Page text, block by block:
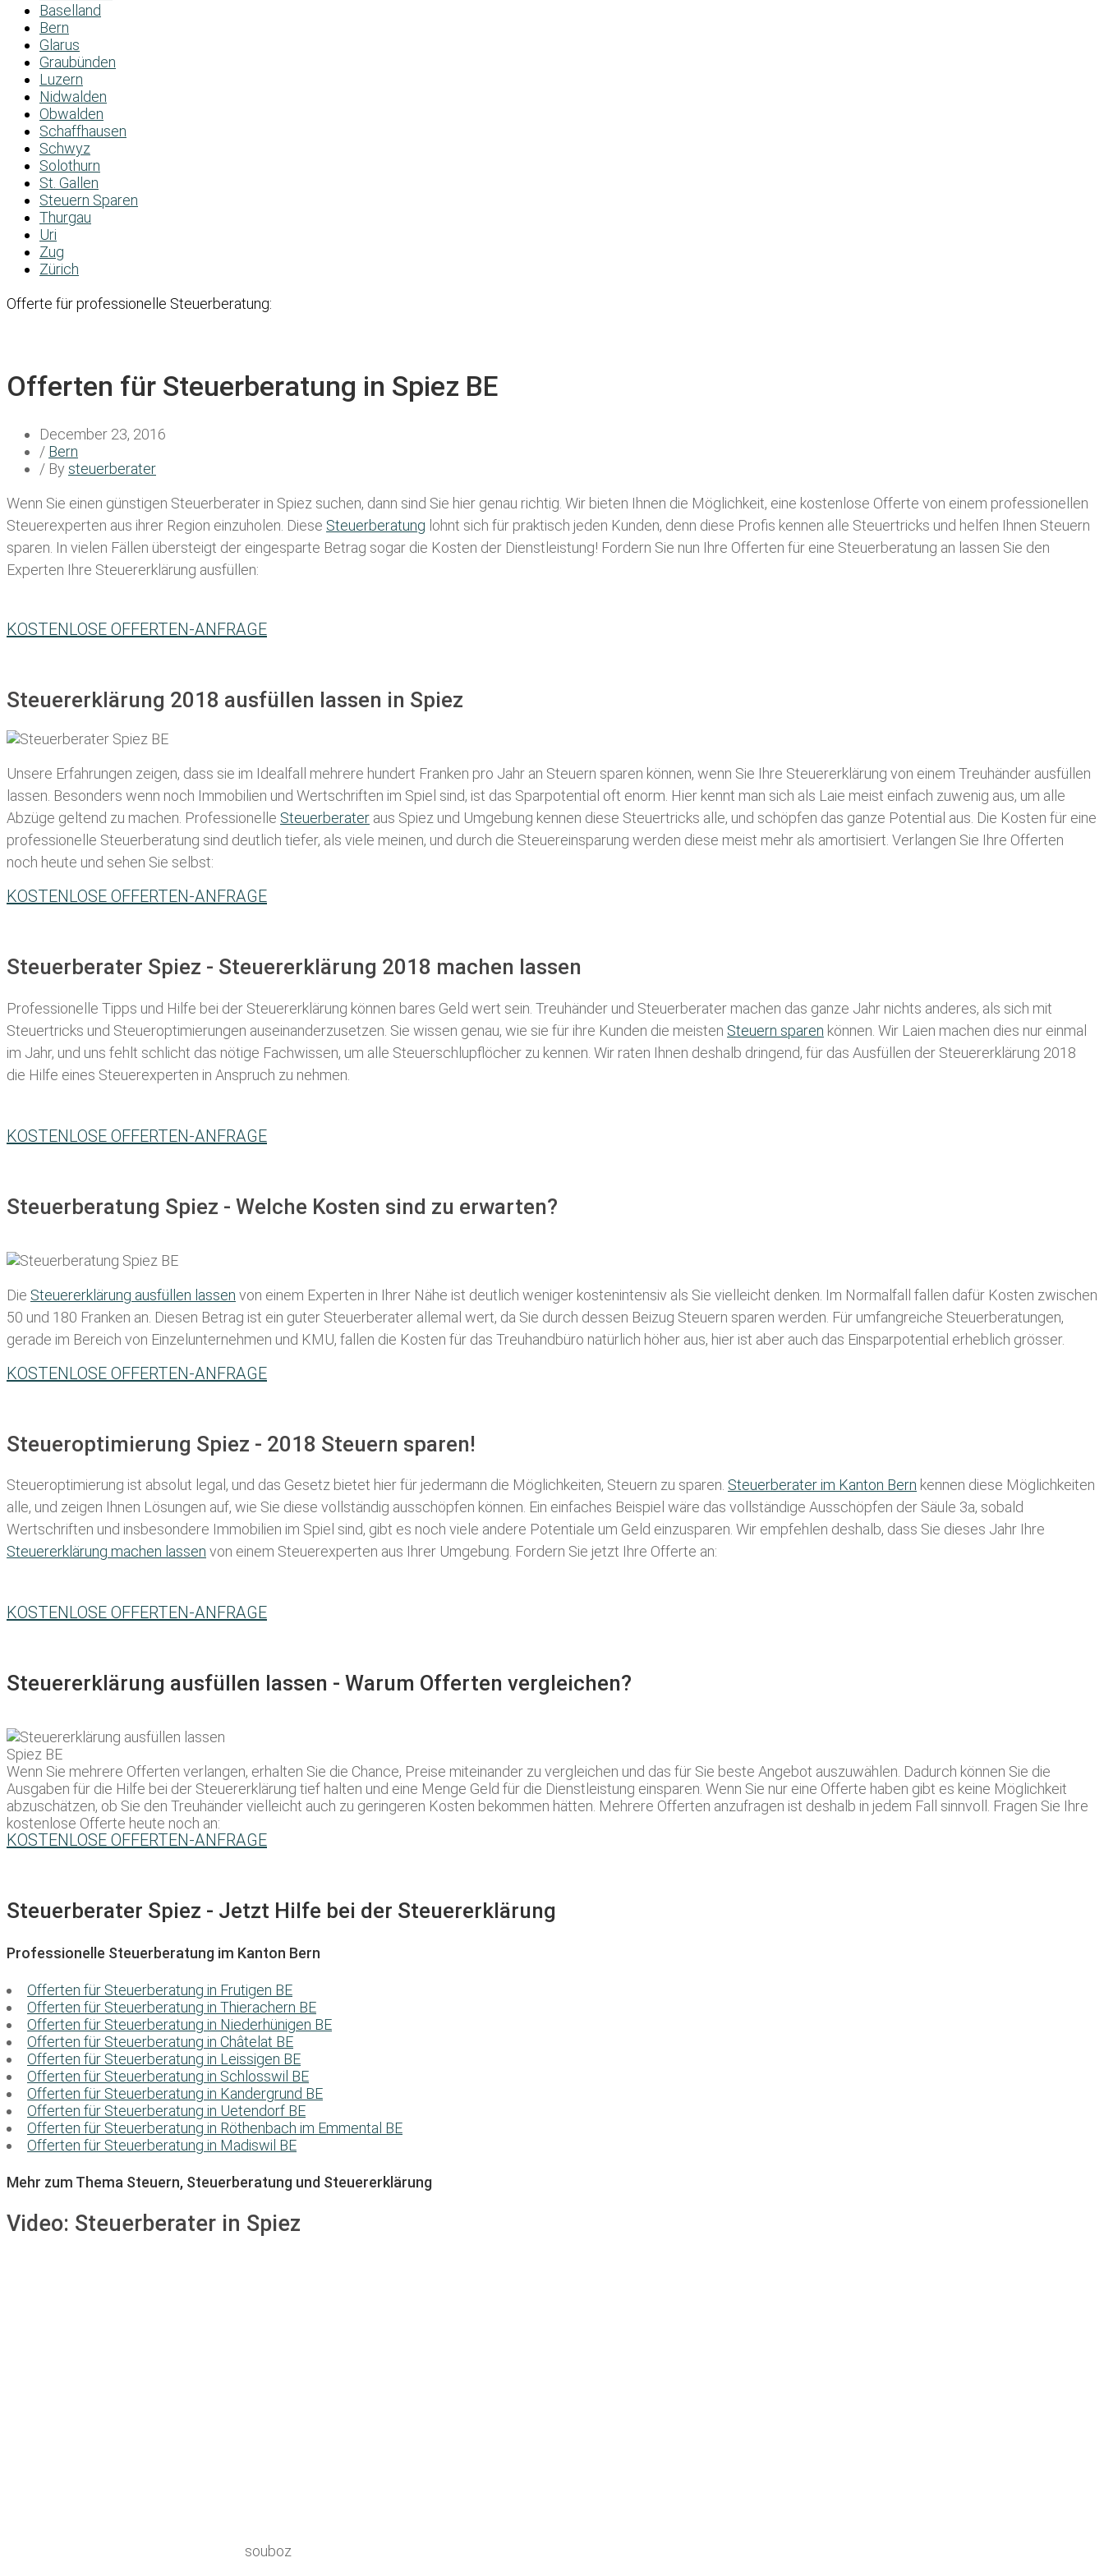
Baselland
Bern
Glarus
Graubünden
Luzern
Nidwalden
Obwalden
Schaffhausen
Schwyz
Solothurn
St. Gallen
Steuern Sparen
Thurgau
Uri
Zug
Zürich
Offerte für professionelle Steuerberatung:
Offerten für Steuerberatung in Spiez BE
December 23, 2016
/ Bern
/ By steuerberater
Wenn Sie einen günstigen Steuerberater in Spiez suchen, dann sind Sie hier genau richtig. Wir bieten Ihnen die Möglichkeit, eine kostenlose Offerte von einem professionellen
Steuerexperten aus ihrer Region einzuholen. Diese Steuerberatung lohnt sich für praktisch jeden Kunden, denn diese Profis kennen alle Steuertricks und helfen Ihnen Steuern
sparen. In vielen Fällen übersteigt der eingesparte Betrag sogar die Kosten der Dienstleistung! Fordern Sie nun Ihre Offerten für eine Steuerberatung an lassen Sie den
Experten Ihre Steuererklärung ausfüllen:
KOSTENLOSE OFFERTEN-ANFRAGE
Steuererklärung 2018 ausfüllen lassen in Spiez
Unsere Erfahrungen zeigen, dass sie im Idealfall mehrere hundert Franken pro Jahr an Steuern sparen können, wenn Sie Ihre Steuererklärung von einem Treuhänder ausfüllen
lassen . Besonders wenn noch Immobilien und Wertschriften im Spiel sind, ist das Sparpotential oft enorm. Hier kennt man sich als Laie meist einfach zuwenig aus, um alle
Abzüge geltend zu machen. Professionelle Steuerberater aus Spiez und Umgebung kennen diese Steuertricks alle, und schöpfen das ganze Potential aus. Die Kosten für eine
professionelle Steuerberatung sind deutlich tiefer, als viele meinen, und durch die Steuereinsparung werden diese meist mehr als amortisiert. Verlangen Sie Ihre Offerten
noch heute und sehen Sie selbst:
KOSTENLOSE OFFERTEN-ANFRAGE
Steuerberater Spiez - Steuererklärung 2018 machen lassen
Professionelle Tipps und Hilfe bei der Steuererklärung können bares Geld wert sein. Treuhänder und Steuerberater machen das ganze Jahr nichts anderes, als sich mit
Steuertricks und Steueroptimierungen auseinanderzusetzen. Sie wissen genau, wie sie für ihre Kunden die meisten Steuern sparen können. Wir Laien machen dies nur einmal
im Jahr, und uns fehlt schlicht das nötige Fachwissen, um alle Steuerschlupflöcher zu kennen. Wir raten Ihnen deshalb dringend, für das Ausfüllen der Steuererklärung 2018
die Hilfe eines Steuerexperten in Anspruch zu nehmen.
KOSTENLOSE OFFERTEN-ANFRAGE
Steuerberatung Spiez - Welche Kosten sind zu erwarten?
Die Steuererklärung ausfüllen lassen von einem Experten in Ihrer Nähe ist deutlich weniger kostenintensiv als Sie vielleicht denken. Im Normalfall fallen dafür Kosten zwischen
50 und 180 Franken an. Diesen Betrag ist ein guter Steuerberater allemal wert, da Sie durch dessen Beizug Steuern sparen werden. Für umfangreiche Steuerberatungen,
gerade im Bereich von Einzelunternehmen und KMU, fallen die Kosten für das Treuhandbüro natürlich höher aus, hier ist aber auch das Einsparpotential erheblich grösser.
KOSTENLOSE OFFERTEN-ANFRAGE
Steueroptimierung Spiez - 2018 Steuern sparen!
Steueroptimierung ist absolut legal, und das Gesetz bietet hier für jedermann die Möglichkeiten, Steuern zu sparen. Steuerberater im K anton Bern kennen diese Möglichkeiten
alle, und zeigen Ihnen Lösungen auf, wie Sie diese vollständig ausschöpfen können. Ein einfaches Beispiel wäre das vollständige Ausschöpfen der Säule 3a, sobald
Wertschriften und insbesondere Immobilien im Spiel sind, gibt es noch viele andere Potentiale um Geld einzusparen. Wir empfehlen deshalb, dass Sie dieses Jahr Ihre
Steuererklärung machen lassen von einem Steuerexperten aus Ihrer Umgebung. Fordern Sie jetzt Ihre Offerte an:
KOSTENLOSE OFFERTEN-ANFRAGE
Steuererklärung ausfüllen lassen - Warum Offerten vergleichen?
Wenn Sie mehrere Offerten verlangen, erhalten Sie die Chance, Preise miteinander zu vergleichen und das für Sie beste Angebot auszuwählen. Dadurch können Sie die
Ausgaben für die Hilfe bei der Steuererklärung tief halten und eine Menge Geld für die Dienstleistung einsparen. Wenn Sie nur eine Offerte haben gibt es keine Möglichkeit
abzuschätzen, ob Sie den Treuhänder vielleicht auch zu geringeren Kosten bekommen hätten. Mehrere Offerten anzufragen ist deshalb in jedem Fall sinnvoll. Fragen Sie Ihre
kostenlose Offerte heute noch an:
KOSTENLOSE OFFERTEN-ANFRAGE
Steuerberater Spiez - Jetzt Hilfe bei der Steuererklärung
Professionelle Steuerberatung im Kanton Bern
Offerten für Steuerberatung in Frutigen BE
Offerten für Steuerberatung in Thierachern BE
Offerten für Steuerberatung in Niederhünigen BE
Offerten für Steuerberatung in Châtelat BE
Offerten für Steuerberatung in Leissigen BE
Offerten für Steuerberatung in Schlosswil BE
Offerten für Steuerberatung in Kandergrund BE
Offerten für Steuerberatung in Uetendorf BE
Offerten für Steuerberatung in Röthenbach im Emmental BE
Offerten für Steuerberatung in Madiswil BE
Mehr zum Thema Steuern, Steuerberatung und Steuererklärung
Video: Steuerberater in Spiez
souboz